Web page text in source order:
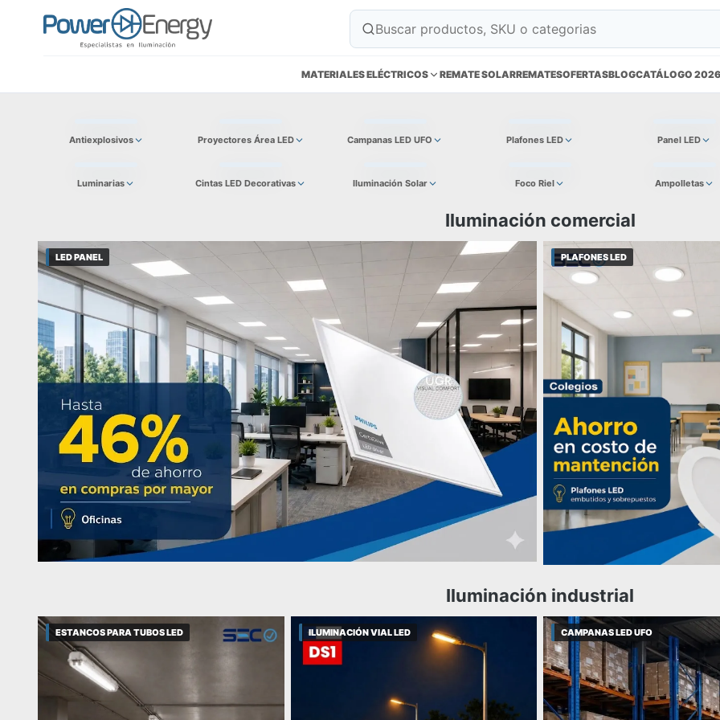
MATERIALES ELÉCTRICOS REMATE SOLARREMATESOFERTASBLOGCATÁLOGO 2026
Antiexplosivos Proyectores Área LED Campanas LED UFO Plafones LED Panel LED
Luminarias Cintas LED Decorativas Iluminación Solar Foco Riel Ampolletas
Iluminación comercial
LED PANEL PLAFONES LED
Iluminación industrial
ESTANCOS PARA TUBOS LED ILUMINACIÓN VIAL LED CAMPANAS LED UFO